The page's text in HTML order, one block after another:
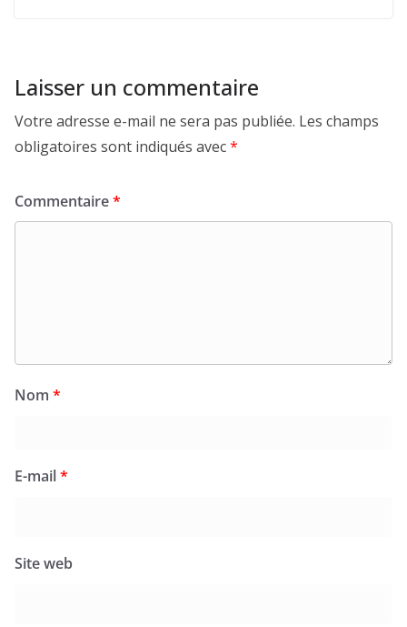
Laisser un commentaire
Votre adresse e-mail ne sera pas publiée. Les champs
obligatoires sont indiqués avec*
Commentaire*
Nom *
E-mail*
Site web